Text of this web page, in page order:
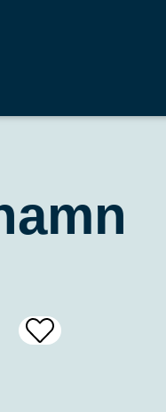
Add
To